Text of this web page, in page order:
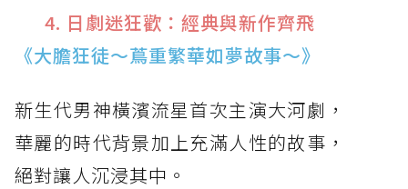
4. 日劇迷狂歡：經典與新作齊飛
《大膽狂徒～蔦重繁華如夢故事～》
新生代男神橫濱流星首次主演大河劇，
華麗的時代背景加上充滿人性的故事，
絕對讓人沉浸其中。